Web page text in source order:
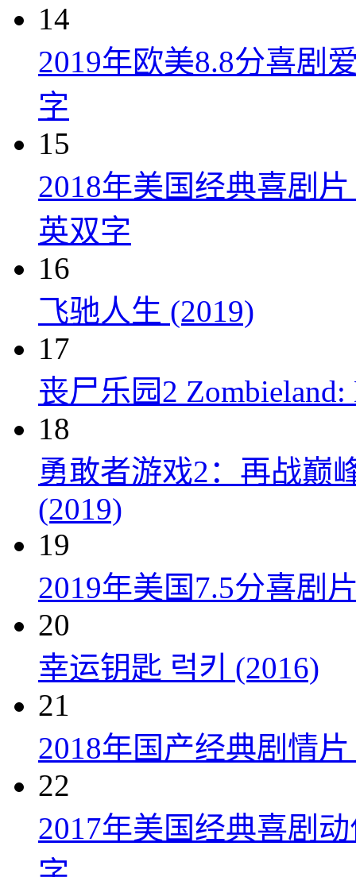
14
2019年欧美8.8分喜剧
字
15
2018年美国经典喜剧
英双字
16
飞驰人生 (2019)
17
丧尸乐园2 Zombieland:
18
勇敢者游戏2：再战巅
(2019)
19
2019年美国7.5分喜剧
20
幸运钥匙 럭키 (2016)
21
2018年国产经典剧情
22
2017年美国经典喜剧